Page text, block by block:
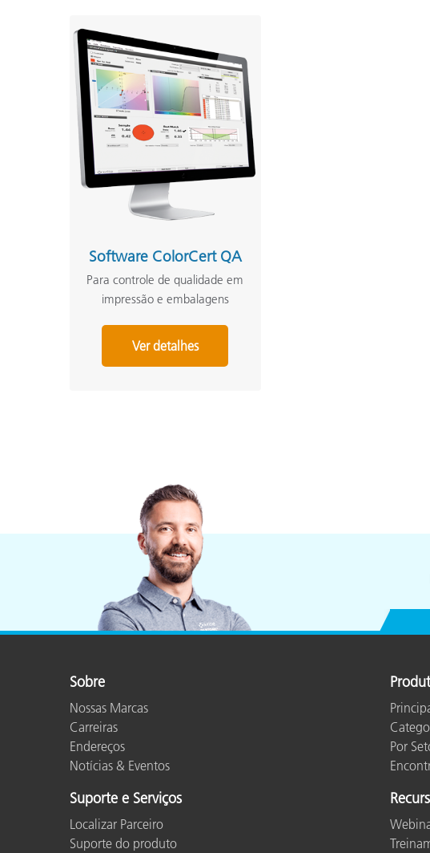
Software ColorCert QA
Para controle de qualidade em
impressão e embalagens
Ver detalhes
Sobre
Nossas Marcas
Carreiras
Endereços
Notícias & Eventos
Suporte e Serviços
Localizar Parceiro
Suporte do produto
Por